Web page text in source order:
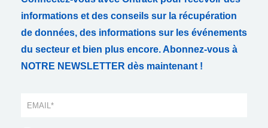
informations et des conseils sur la récupération
de données, des informations sur les événements
du secteur et bien plus encore. Abonnez-vous à
NOTRE NEWSLETTER dès maintenant !